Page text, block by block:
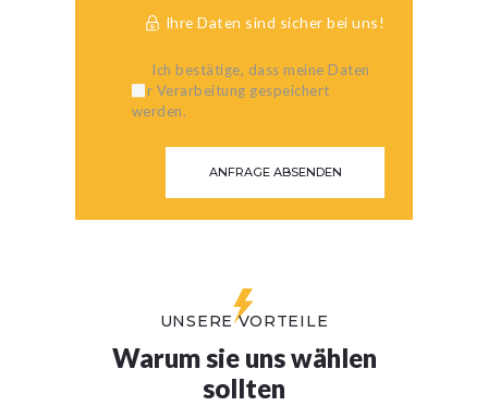
Ihre Daten sind sicher bei uns!
Ich bestätige, dass meine Daten
zur Verarbeitung gespeichert
werden.
UNSERE VORTEILE
Warum sie uns wählen
sollten